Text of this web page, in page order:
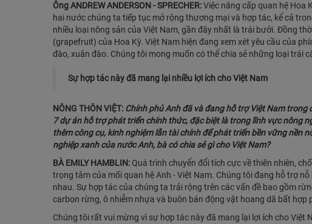
Ông ANDREW ANDERSON - SPRECHER:Việc nâng cấp quan hệ Hoa
hai nước chúng ta tiếp tục mở rộng thương mại và hợp tác, kể cả
nhiều loại nông sản của Việt Nam, gần đây nhất là trái bưởi. Đồng
(grapefruit) của Hoa Kỳ. Việt Nam hiện đang xem xét yêu cầu của
đào, xuân đào. Chúng tôi mong muốn có thể chia sẻ những loại trái
Sự hợp tác này đã mang lại nhiều lợi ích cho Việt Nam
NÔNG THÔN VIỆT: Chính phủ Anh đã và đang hỗ trợ Việt Nam
7 dự án hỗ trợ phát triển chính thức, đặc biệt là trong lĩnh vực nông
thêm công cụ, kinh nghiệm lẫn tài chính để phát triển bền vững nền
nghiệp xanh của nước Anh, bà có chia sẻ gì cho Việt Nam?
BÀ EMILY HAMBLIN:Quá trình chuyển đổi tích cực về thiên nhiên,
trọng tâm của mối quan hệ Anh - Việt Nam. Chúng tôi đang hỗ trợ
nhau. Sự hợp tác của chúng ta trải rộng trên các vấn đề bao gồm
carbon rừng, ô nhiễm nhựa và buôn bán động vật hoang dã bất hợp
Chúng tôi rất vui mừng vì sự hợp tác này đã mang lại lợi ích cho